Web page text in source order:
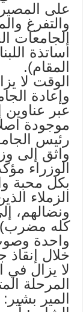
على
والتفرغ
الجامعات
أساتذة
المقام).
الوقت لا
وإعادة
عبر
موجودة
رئيس
واثق إلى
الوزراء
بكل محبة
الزملاء
ونضالهم،
كله مضرب)
واحدة
خلال إنقاذ
لا يزال في
المرحلة
المير